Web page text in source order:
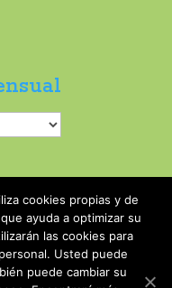
cookies propias y de
ayuda a optimizar su
las cookies para
Usted puede
puede cambiar su